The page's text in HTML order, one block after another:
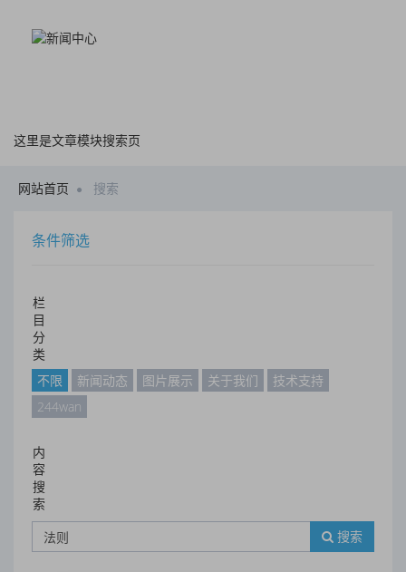
这里是文章模块搜索页
网站首页 搜索
条件筛选
栏
目
分
类
不限
新闻动态 图片展示 关于我们
技术支持
244wan
内
容
搜
索
搜索